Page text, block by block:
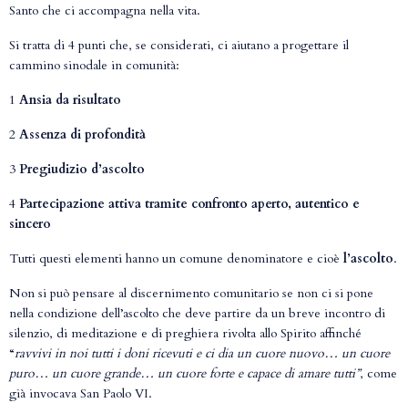
Santo che ci accompagna nella vita.
Si tratta di 4 punti che, se considerati, ci aiutano a progettare il
cammino sinodale in comunità:
1 Ansia da risultato
2 Assenza di profondità
3 Pregiudizio d’ascolto
4 Partecipazione attiva tramite confronto aperto, autentico e
sincero
Tutti questi elementi hanno un comune denominatore e cioè l’ascolto.
Non si può pensare al discernimento comunitario se non ci si pone
nella condizione dell’ascolto che deve partire da un breve incontro di
silenzio, di meditazione e di preghiera rivolta allo Spirito affinché
“ravvivi in noi tutti i doni ricevuti e ci dia un cuore nuovo… un cuore
puro… un cuore grande… un cuore forte e capace di amare tutti”, come
già invocava San Paolo VI.